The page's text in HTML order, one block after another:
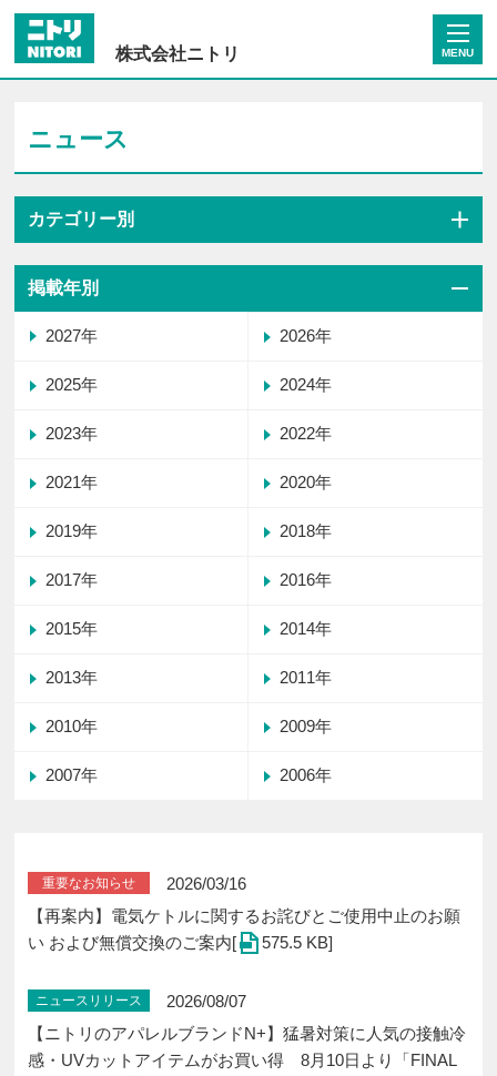
株式会社ニトリ MENU
ニュース
カテゴリー別
掲載年別
2027年 2026年
2025年 2024年
2023年 2022年
2021年 2020年
2019年 2018年
2017年 2016年
2015年 2014年
2013年 2011年
2010年 2009年
2007年 2006年
重要なお知らせ
2026/03/16
【再案内】電気ケトルに関するお詫びとご使用中止のお願
い および無償交換のご案内[
575.5 KB]
ニュースリリース
2026/08/07
【ニトリのアパレルブランドN+】猛暑対策に人気の接触冷
感・UVカットアイテムがお買い得 8月10日より「FINAL